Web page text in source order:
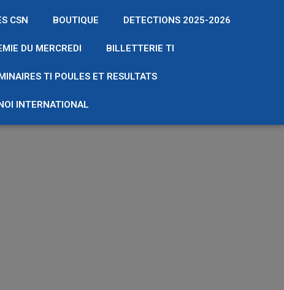
CSN BOUTIQUE DETECTIONS 2025-2026
DU MERCREDI BILLETTERIE TI
TI POULES ET RESULTATS
INTERNATIONAL